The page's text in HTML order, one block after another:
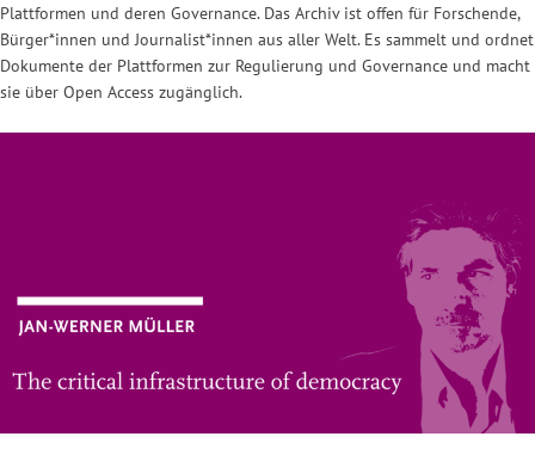
Plattformen und deren Governance. Das Archiv ist offen für Forschende,
Bürger*innen und Journalist*innen aus aller Welt. Es sammelt und ordnet
Dokumente der Plattformen zur Regulierung und Governance und macht
sie über Open Access zugänglich.